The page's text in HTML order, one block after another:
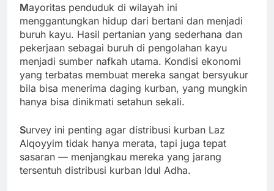
Mayoritas penduduk di wilayah ini
menggantungkan hidup dari bertani dan menjadi
buruh kayu. Hasil pertanian yang sederhana dan
pekerjaan sebagai buruh di pengolahan kayu
menjadi sumber nafkah utama. Kondisi ekonomi
yang terbatas membuat mereka sangat bersyukur
bila bisa menerima daging kurban, yang mungkin
hanya bisa dinikmati setahun sekali.
Survey ini penting agar distribusi kurban Laz
Alqoyyim tidak hanya merata, tapi juga tepat
sasaran — menjangkau mereka yang jarang
tersentuh distribusi kurban Idul Adha.